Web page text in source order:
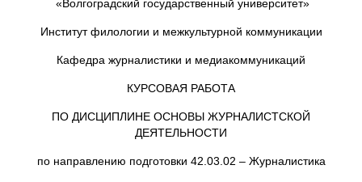
«Волгоградский государственный университет»
Институт филологии и межкультурной коммуникации
Кафедра журналистики и медиакоммуникаций
КУРСОВАЯ РАБОТА
ПО ДИСЦИПЛИНЕ ОСНОВЫ ЖУРНАЛИСТСКОЙ
ДЕЯТЕЛЬНОСТИ
по направлению подготовки 42.03.02 – Журналистика